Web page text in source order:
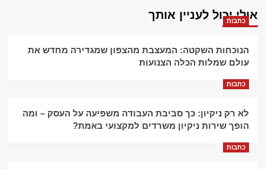
אולי יכול לעניין אותך
כתבות
הנוכחות השקטה: המעצבת מהצפון שמגדירה מחדש את
עולם שמלות הכלה הצנועות
כתבות
לא רק ניקיון: כך סביבת העבודה משפיעה על העסק – ומה
הופך שירות ניקיון משרדים למקצועי באמת?
כתבות